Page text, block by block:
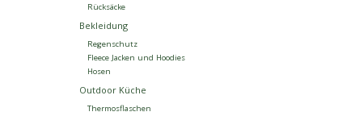
Rücksäcke
Bekleidung
Regenschutz
Fleece Jacken und Hoodies
Hosen
Outdoor Küche
Thermosflaschen